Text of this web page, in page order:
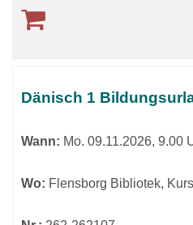
Dänisch 1
Wann: Mo. 09.11.2026, 9.00
Wo: Flensborg Bibliotek,